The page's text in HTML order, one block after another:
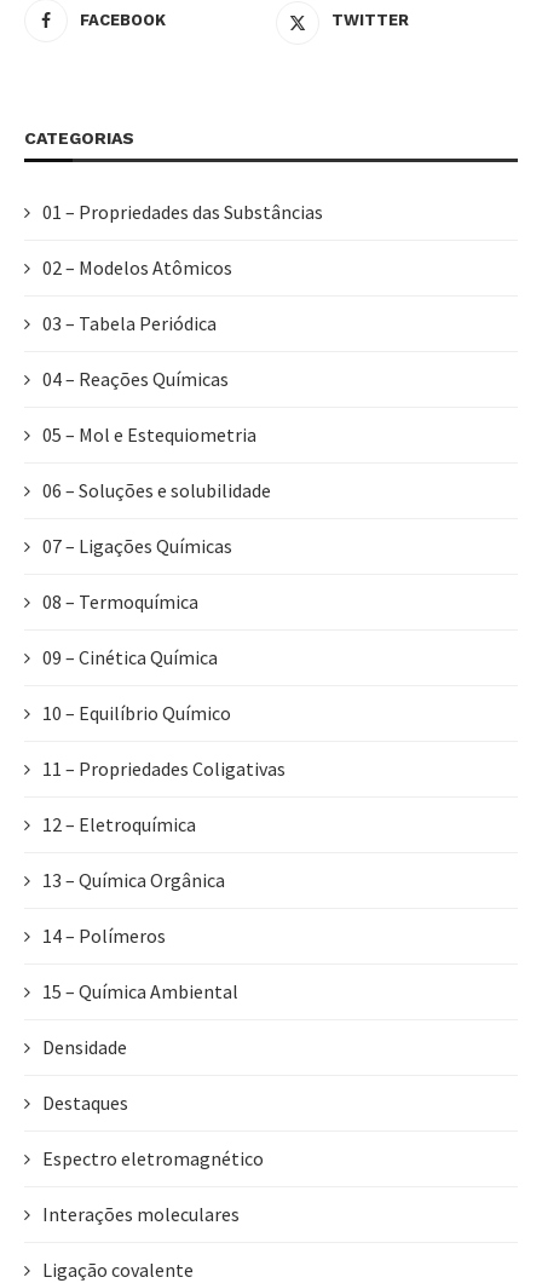
FACEBOOK TWITTER
CATEGORIAS
01 – Propriedades das Substâncias
02 – Modelos Atômicos
03 – Tabela Periódica
04 – Reações Químicas
05 – Mol e Estequiometria
06 – Soluções e solubilidade
07 – Ligações Químicas
08 – Termoquímica
09 – Cinética Química
10 – Equilíbrio Químico
11 – Propriedades Coligativas
12 – Eletroquímica
13 – Química Orgânica
14 – Polímeros
15 – Química Ambiental
Densidade
Destaques
Espectro eletromagnético
Interações moleculares
Ligação covalente